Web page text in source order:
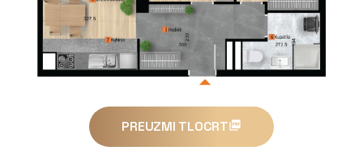
PREUZMI TLOCRT